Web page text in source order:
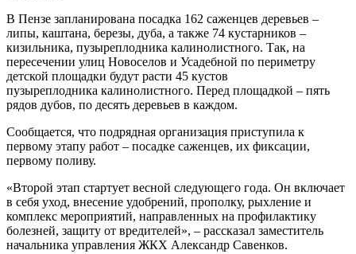
В Пензе запланирована посадка 162 саженцев деревьев –
липы, каштана, березы, дуба, а также 74 кустарников –
кизильника, пузыреплодника калинолистного. Так, на
пересечении улиц Новоселов и Усадебной по периметру
детской площадки будут расти 45 кустов
пузыреплодника калинолистного. Перед площадкой – пять
рядов дубов, по десять деревьев в каждом.
Сообщается, что подрядная организация приступила к
первому этапу работ – посадке саженцев, их фиксации,
первому поливу.
«Второй этап стартует весной следующего года. Он включает
в себя уход, внесение удобрений, прополку, рыхление и
комплекс мероприятий, направленных на профилактику
болезней, защиту от вредителей», – рассказал заместитель
начальника управления ЖКХ Александр Савенков.